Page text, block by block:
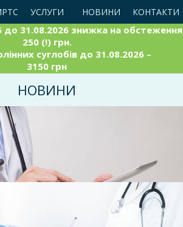
УСЛУГИ НОВИНИ КОНТАКТИ
до 31.08.2026 знижка на обстеження
250 (!) грн.
суглобів до 31.08.2026 –
3150 грн
НОВИНИ